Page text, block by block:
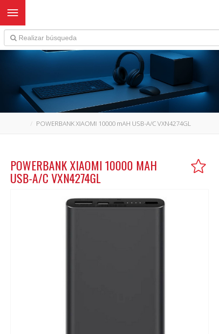
Toggle navigation
POWERBANK XIAOMI 10000 mAH USB-A/C VXN4274GL
POWERBANK XIAOMI 10000 MAH
USB-A/C VXN4274GL